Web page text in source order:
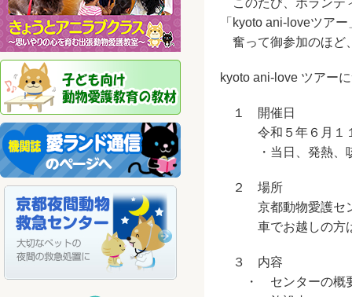
このたび、ボランテ
「kyoto ani-loveツア
奮って御参加のほど
kyoto ani-love ツアー
１ 開催日
令和５年６月１１
・当日、発熱、咳
２ 場所
京都動物愛護セン
車でお越しの方は
３ 内容
・ センターの概